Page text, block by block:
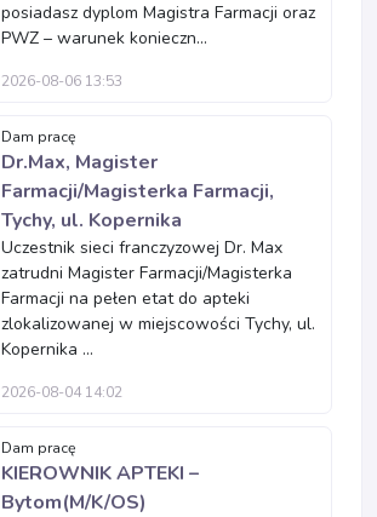
posiadasz dyplom Magistra Farmacji oraz
PWZ – warunek konieczn...
2026-08-06 13:53
Dam pracę
Dr.Max, Magister
Farmacji/Magisterka Farmacji,
Tychy, ul. Kopernika
Uczestnik sieci franczyzowej Dr. Max
zatrudni Magister Farmacji/Magisterka
Farmacji na pełen etat do apteki
zlokalizowanej w miejscowości Tychy, ul.
Kopernika ...
2026-08-04 14:02
Dam pracę
KIEROWNIK APTEKI –
Bytom(M/K/OS)